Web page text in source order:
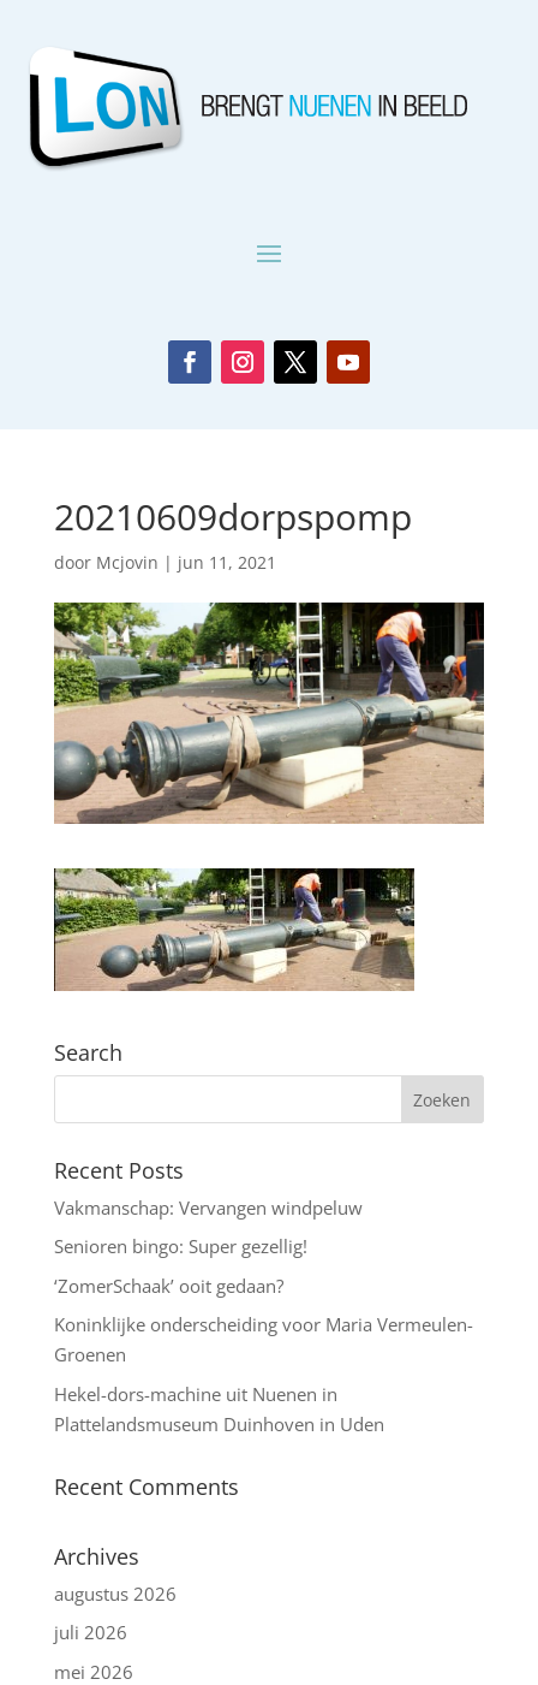
20210609dorpspomp
door Mcjovin | jun 11, 2021
Search
Recent Posts
Vakmanschap: Vervangen windpeluw
Senioren bingo: Super gezellig!
‘ZomerSchaak’ ooit gedaan?
Koninklijke onderscheiding voor Maria Vermeulen-
Groenen
Hekel-dors-machine uit Nuenen in
Plattelandsmuseum Duinhoven in Uden
Recent Comments
Archives
augustus 2026
juli 2026
mei 2026